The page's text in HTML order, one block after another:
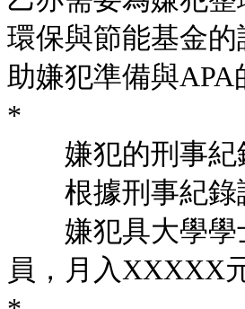
環保與節能基金
助嫌犯準備與APA
*
嫌犯的刑事紀
根據刑事紀錄
嫌犯具大學學
員，月入XXXXX